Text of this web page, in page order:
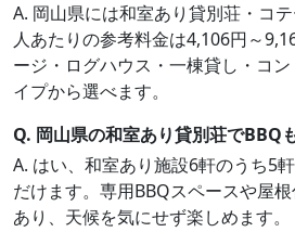
A. 岡山県には和室あり貸別荘・コ
人あたりの参考料金は4,106円～
ージ・ログハウス・一棟貸し・コ
イプから選べます。
Q. 岡山県の和室あり貸別荘でBBQ
A. はい、和室あり施設6軒のうち5
だけます。専用BBQスペースや屋
あり、天候を気にせず楽しめます。